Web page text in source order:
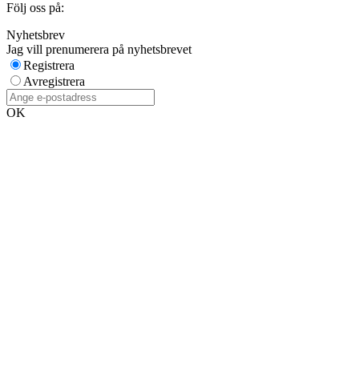
Följ oss på:
Nyhetsbrev
Jag vill prenumerera på nyhetsbrevet
Registrera
Avregistrera
OK